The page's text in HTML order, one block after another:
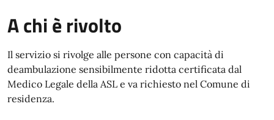
A chi è rivolto
Il servizio si rivolge alle persone con capacità di
deambulazione sensibilmente ridotta certificata dal
Medico Legale della ASL e va richiesto nel Comune di
residenza.